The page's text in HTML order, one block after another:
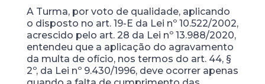
A Turma, por voto de qualidade, aplicando
o disposto no art. 19-E da Lei nº 10.522/2002,
acrescido pelo art. 28 da Lei nº 13.988/2020,
entendeu que a aplicação do agravamento
da multa de ofício, nos termos do art. 44, §
2º, da Lei nº 9.430/1996, deve ocorrer apenas